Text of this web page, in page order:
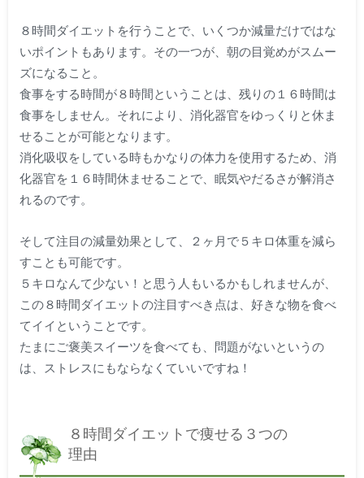
８時間ダイエットを行うことで、いくつか減量だけではな
いポイントもあります。その一つが、朝の目覚めがスムー
ズになること。
食事をする時間が８時間ということは、残りの１６時間は
食事をしません。それにより、消化器官をゆっくりと休ま
せることが可能となります。
消化吸収をしている時もかなりの体力を使用するため、消
化器官を１６時間休ませることで、眠気やだるさが解消さ
れるのです。
そして注目の減量効果として、２ヶ月で５キロ体重を減ら
すことも可能です。
５キロなんて少ない！と思う人もいるかもしれませんが、
この８時間ダイエットの注目すべき点は、好きな物を食べ
てイイということです。
たまにご褒美スイーツを食べても、問題がないというの
は、ストレスにもならなくていいですね！
８時間ダイエットで痩せる３つの
理由